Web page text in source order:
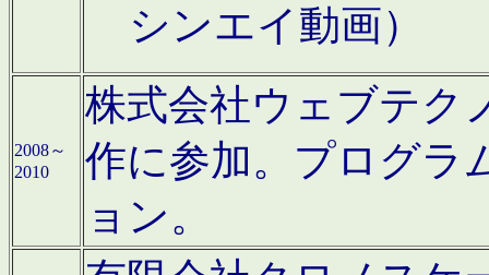
シンエイ動画）
2008～
2010
株式会社ウェブテク
作に参加。プログラ
ョン。